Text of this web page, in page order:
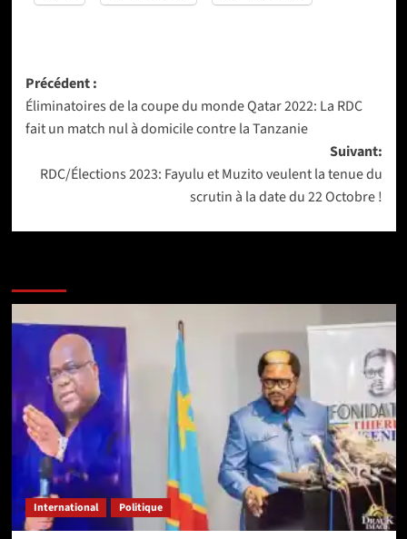
Navigation
d’article
Précédent :
Éliminatoires de la coupe du monde Qatar 2022: La RDC
fait un match nul à domicile contre la Tanzanie
Suivant:
RDC/Élections 2023: Fayulu et Muzito veulent la tenue du
scrutin à la date du 22 Octobre !
International Politique